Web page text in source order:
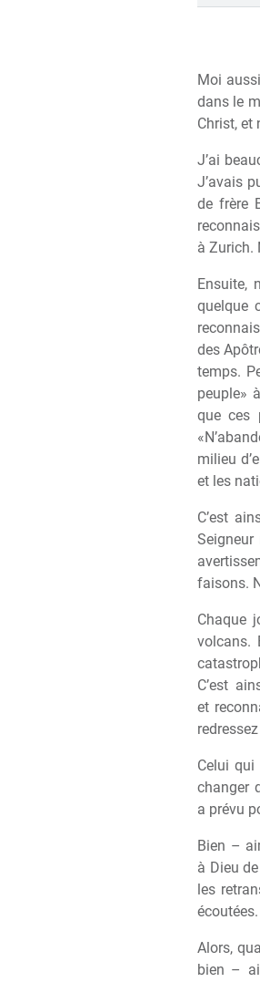
Moi
dans le
Christ, et
J’ai
J’avais
de frère
à Zurich.
Ensuite,
quelque
des
temps.
peuple»
que ces
milieu
et les
C’est
faisons.
Chaque
volcans.
C’est
et
Celui
changer
a prévu
Bien –
à Dieu
les
écoutées.
Alors,
bien –